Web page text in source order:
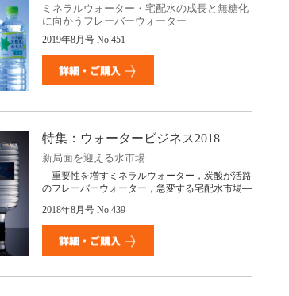
ミネラルウォーター・宅配水の成長と無糖化
に向かうフレーバーウォーター
2019年8月号No.451
特集：ウォータービジネス2018
新局面を迎える水市場
—重要性を増すミネラルウォーター，炭酸が活路
のフレーバーウォーター，急変する宅配水市場—
2018年8月号No.439